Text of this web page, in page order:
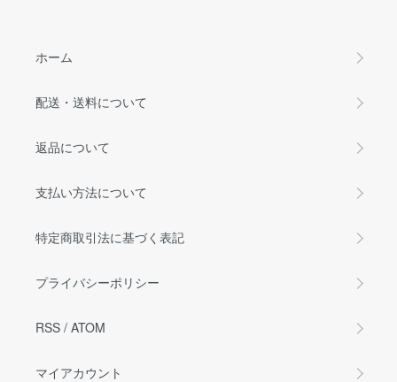
ホーム
配送・送料について
返品について
支払い方法について
特定商取引法に基づく表記
プライバシーポリシー
RSS / ATOM
マイアカウント